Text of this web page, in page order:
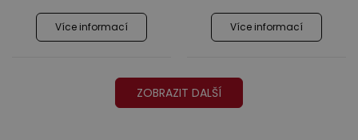
Více informací Více informací
ZOBRAZIT DALŠÍ